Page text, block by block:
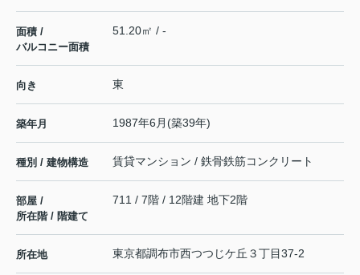
面積 /
バルコニー面積
51.20㎡ / -
向き 東
築年月 1987年6月(築39年)
種別 / 建物構造 賃貸マンション / 鉄骨鉄筋コンクリート
部屋 /
所在階 / 階建て
711 / 7階 / 12階建 地下2階
所在地 東京都調布市西つつじケ丘 ３丁目37-2